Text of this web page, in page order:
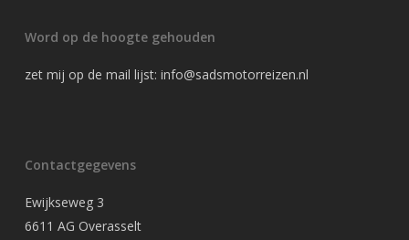
Word op de hoogte gehouden
zet mij op de mail lijst: info@sadsmotorreizen.nl
Contactgegevens
Ewijkseweg 3
6611 AG Overasselt